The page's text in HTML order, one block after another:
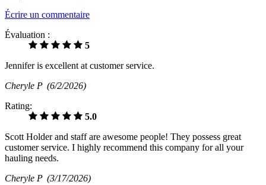
Écrire un commentaire
Évaluation :
5
Jennifer is excellent at customer service.
Cheryle P (6/2/2026)
Rating:
5.0
Scott Holder and staff are awesome people! They possess great
customer service. I highly recommend this company for all your
hauling needs.
Cheryle P (3/17/2026)